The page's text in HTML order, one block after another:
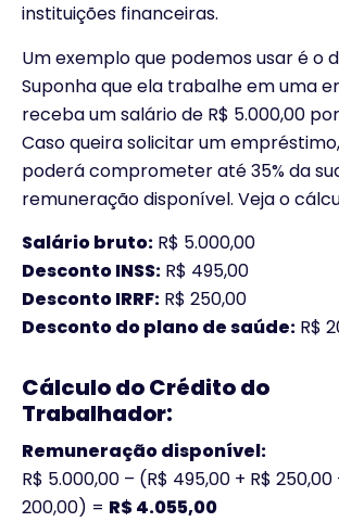
instituições financeiras.
Um exemplo que podemos usar é o
Suponha que ela trabalhe em uma
receba um salário de R$ 5.000,00
Caso queira solicitar um
poderá comprometer até 35% da
remuneração disponível. Veja o
Salário bruto: R$ 5.000,00
Desconto INSS: R$ 495,00
Desconto IRRF: R$ 250,00
Desconto do plano de saúde: R$
Cálculo do Crédito do
Trabalhador:
Remuneração disponível:
R$ 5.000,00 – (R$ 495,00 + R$ 250,00
200,00) = R$ 4.055,00